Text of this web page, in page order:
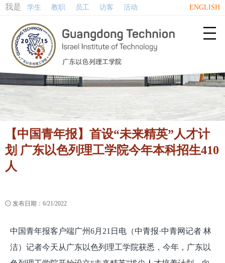
我是 学生 教职 员工 访客 活动 ENGLISH

【中国青年报】首设“未来精英”人才计
划 广东以色列理工学院今年本科招生410
人
 发布日期：6/21/2022
中国青年报客户端广州6月21日电（中青报·中青网记者 林
洁）记者今天从广东以色列理工学院获悉，今年，广东以